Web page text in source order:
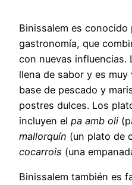
Binissalem es conocido
gastronomía, que
con nuevas influencias.
llena de sabor y es
base de pescado y
postres dulces. Los
incluyen el pa amb oli
mallorquín (un plato de
cocarrois (una
Binissalem también es